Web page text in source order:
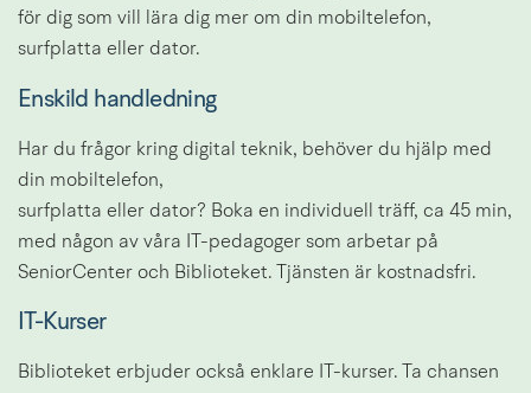
för dig som vill lära dig mer om din mobiltelefon,
surfplatta eller dator.
Enskild handledning
Har du frågor kring digital teknik, behöver du hjälp med
din mobiltelefon,
surfplatta eller dator? Boka en individuell träff, ca 45 min,
med någon av våra IT-pedagoger som arbetar på
SeniorCenter och Biblioteket. Tjänsten är kostnadsfri.
IT-Kurser
Biblioteket erbjuder också enklare IT-kurser. Ta chansen